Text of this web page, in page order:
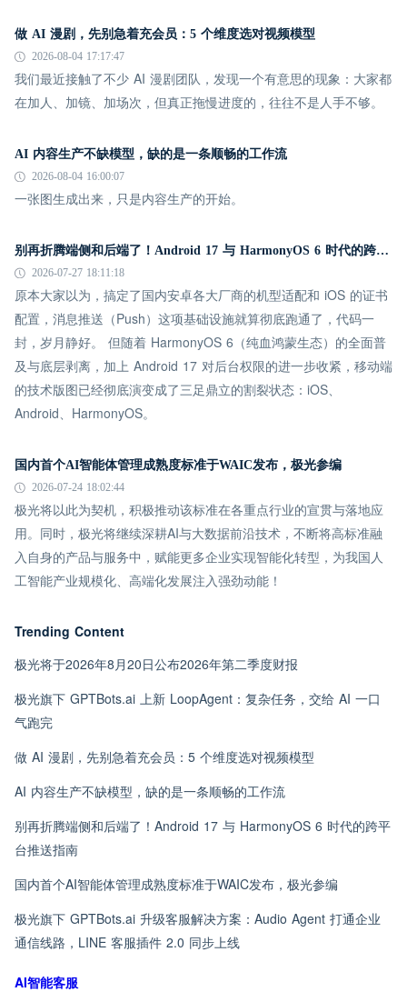
做 AI 漫剧，先别急着充会员：5 个维度选对视频模型
2026-08-04 17:17:47
我们最近接触了不少 AI 漫剧团队，发现一个有意思的现象：大家都
在加人、加镜、加场次，但真正拖慢进度的，往往不是人手不够。
AI 内容生产不缺模型，缺的是一条顺畅的工作流
2026-08-04 16:00:07
一张图生成出来，只是内容生产的开始。
别再折腾端侧和后端了！Android 17 与 HarmonyOS 6 时代的跨平台推送指南
2026-07-27 18:11:18
原本大家以为，搞定了国内安卓各大厂商的机型适配和 iOS 的证书
配置，消息推送（Push）这项基础设施就算彻底跑通了，代码一
封，岁月静好。 但随着 HarmonyOS 6（纯血鸿蒙生态）的全面普
及与底层剥离，加上 Android 17 对后台权限的进一步收紧，移动端
的技术版图已经彻底演变成了三足鼎立的割裂状态：iOS、
Android、HarmonyOS。
国内首个AI智能体管理成熟度标准于WAIC发布，极光参编
2026-07-24 18:02:44
极光将以此为契机，积极推动该标准在各重点行业的宣贯与落地应
用。同时，极光将继续深耕AI与大数据前沿技术，不断将高标准融
入自身的产品与服务中，赋能更多企业实现智能化转型，为我国人
工智能产业规模化、高端化发展注入强劲动能！
Trending Content
极光将于2026年8月20日公布2026年第二季度财报
极光旗下 GPTBots.ai 上新 LoopAgent：复杂任务，交给 AI 一口
气跑完
做 AI 漫剧，先别急着充会员：5 个维度选对视频模型
AI 内容生产不缺模型，缺的是一条顺畅的工作流
别再折腾端侧和后端了！Android 17 与 HarmonyOS 6 时代的跨平
台推送指南
国内首个AI智能体管理成熟度标准于WAIC发布，极光参编
极光旗下 GPTBots.ai 升级客服解决方案：Audio Agent 打通企业
通信线路，LINE 客服插件 2.0 同步上线
AI智能客服